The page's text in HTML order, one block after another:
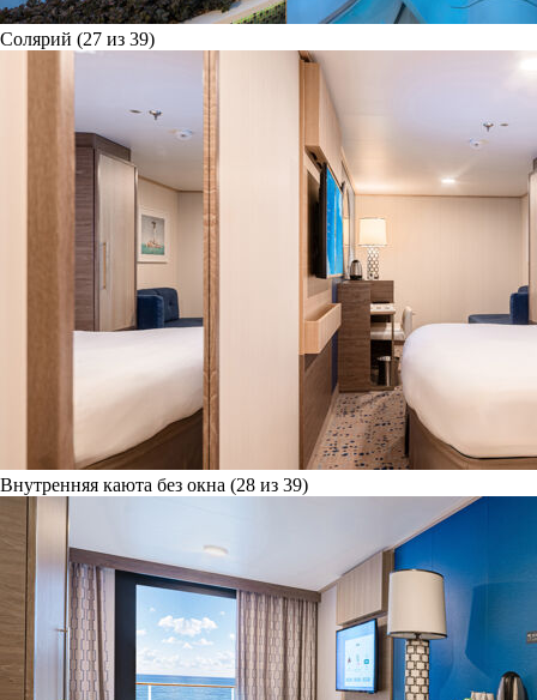
Солярий (27 из 39)
Внутренняя каюта без окна (28 из 39)